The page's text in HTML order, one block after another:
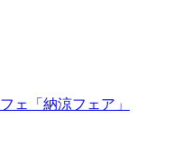
ェ「納涼フェア」